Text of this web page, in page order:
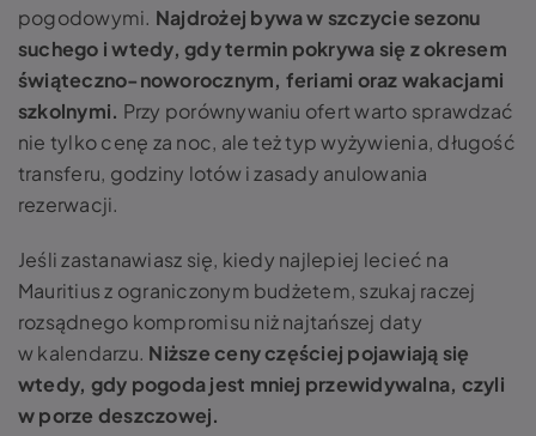
pogodowymi. Najdrożej bywa w szczycie sezonu
suchego i wtedy, gdy termin pokrywa się z okresem
świąteczno-noworocznym, feriami oraz wakacjami
szkolnymi. Przy porównywaniu ofert warto sprawdzać
nie tylko cenę za noc, ale też typ wyżywienia, długość
transferu, godziny lotów i zasady anulowania
rezerwacji.
Jeśli zastanawiasz się, kiedy najlepiej lecieć na
Mauritius z ograniczonym budżetem, szukaj raczej
rozsądnego kompromisu niż najtańszej daty
w kalendarzu. Niższe ceny częściej pojawiają się
wtedy, gdy pogoda jest mniej przewidywalna, czyli
w porze deszczowej.